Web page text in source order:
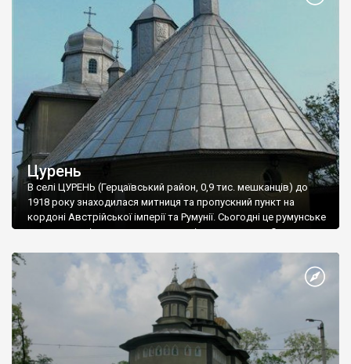
Цурень
В селі ЦУРЕНЬ (Герцаївський район, 0,9 тис. мешканців) до
1918 року знаходилася митниця та пропускний пункт на
кордоні Австрійської імперії та Румунії. Сьогодні це румунське
поселення, відоме промисловим підприємством «Євро-
своєю архаїчною дерев’яною церквою «хатнього» типу.
Сьогодні церква архангелів Михаїла та Гавриїла присутня в
реєстрі архітектурних пам’яток України державного значення,
але від її автентичності не залишилося й сліду.